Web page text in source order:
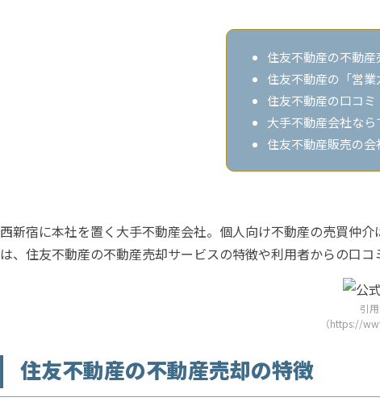
住友不動産の不動産
住友不動産の「営業
住友不動産の口コミ
大手不動産会社な
住友不動産販売の会
西新宿に本社を置く大手不動産会社。個人向け不動産の売買仲
は、住友不動産の不動産売却サービスの特徴や利用者からの口コ
引
（https://
住友不動産の不動産売却の特徴